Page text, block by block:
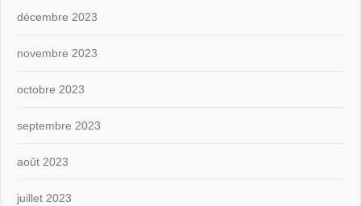
décembre 2023
novembre 2023
octobre 2023
septembre 2023
août 2023
juillet 2023